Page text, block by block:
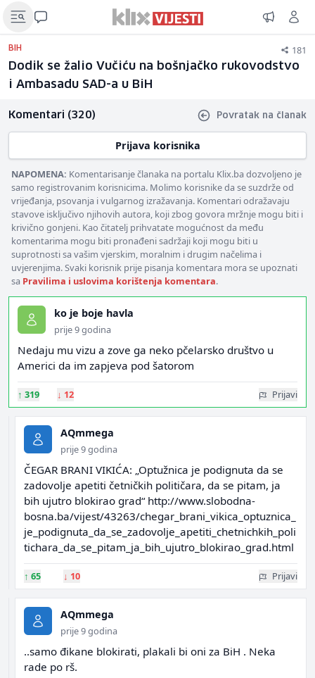
BIH 181
Dodik se žalio Vučiću na bošnjačko rukovodstvo
i Ambasadu SAD-a u BiH
Komentari (320) Povratak na članak
Prijava korisnika
NAPOMENA: Komentarisanje članaka na portalu Klix.ba dozvoljeno je
samo registrovanim korisnicima. Molimo korisnike da se suzdrže od
vrijeđanja, psovanja i vulgarnog izražavanja. Komentari odražavaju
stavove isključivo njihovih autora, koji zbog govora mržnje mogu biti i
krivično gonjeni. Kao čitatelj prihvatate mogućnost da među
komentarima mogu biti pronađeni sadržaji koji mogu biti u
suprotnosti sa vašim vjerskim, moralnim i drugim načelima i
uvjerenjima. Svaki korisnik prije pisanja komentara mora se upoznati
sa Pravilima i uslovima korištenja komentara.
ko je boje havla
prije 9 godina
Nedaju mu vizu a zove ga neko pčelarsko društvo u
Americi da im zapjeva pod šatorom
↑ 319 ↓ 12 Prijavi
AQmmega
prije 9 godina
ČEGAR BRANI VIKIĆA: „Optužnica je podignuta da se
zadovolje apetiti četničkih političara, da se pitam, ja
bih ujutro blokirao grad“ http://www.slobodna-
bosna.ba/vijest/43263/chegar_brani_vikica_optuznica_
je_podignuta_da_se_zadovolje_apetiti_chetnichkih_poli
tichara_da_se_pitam_ja_bih_ujutro_blokirao_grad.html
↑ 65 ↓ 10 Prijavi
AQmmega
prije 9 godina
..samo đikane blokirati, plakali bi oni za BiH . Neka
rade po rš.